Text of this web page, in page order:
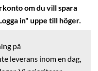
om du vill spara
in" uppe till höger.
på
leverans inom en dag,